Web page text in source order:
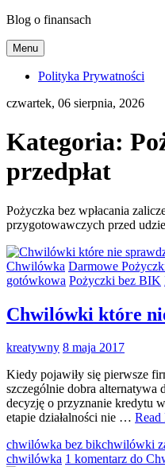
Blog o finansach
Menu
Polityka Prywatności
czwartek, 06 sierpnia, 2026
Kategoria:
przedpłat
Pożyczka bez wpłacania
przygotowawczych przed
Chwilówka Darmowe
gotówkowa Pożyczki bez BIK
Chwilówki które
kreatywny 8 maja 2017
Kiedy pojawiły się pierwsze
szczególnie dobra alternatywa
decyzję o przyznanie kredytu
etapie działalności nie … Read
chwilówka bez bikchwilówki
chwilówka 1 komentarz do